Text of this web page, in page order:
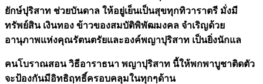
ยักษ์ปุริสาท ช่วยบันดาล ให้อยู่เย็นเป็นสุขทุกทิวาราตรี มั่งมี
ทรัพย์สิน เงินทอง ข้าวของสมบัติพิพัฒมงคล จำเริญด้วย
อานุภาพแห่งคุณรัตนตรัยและองค์พญาปุริสาท เป็นยิ่งนักแล
คนโบราณสอน วิธีอาราธนา พญาปุริสาท นี้ให้พกพาบูชาติดตัว
จะป้องกันมีอิทธิฤทธิ์ครอบคลุมในทุกๆด้าน